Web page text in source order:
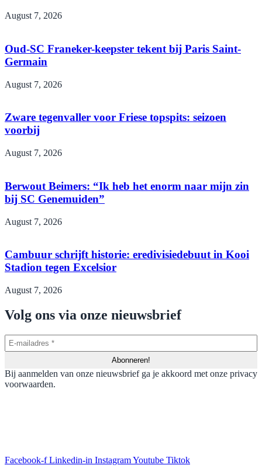
August 7, 2026
Oud-SC Franeker-keepster tekent bij Paris Saint-
Germain
August 7, 2026
Zware tegenvaller voor Friese topspits: seizoen
voorbij
August 7, 2026
Berwout Beimers: “Ik heb het enorm naar mijn zin
bij SC Genemuiden”
August 7, 2026
Cambuur schrijft historie: eredivisiedebuut in Kooi
Stadion tegen Excelsior
August 7, 2026
Volg ons via onze nieuwsbrief
Bij aanmelden van onze nieuwsbrief ga je akkoord met onze privacy
voorwaarden.
Facebook-f Linkedin-in InstagramYoutube Tiktok